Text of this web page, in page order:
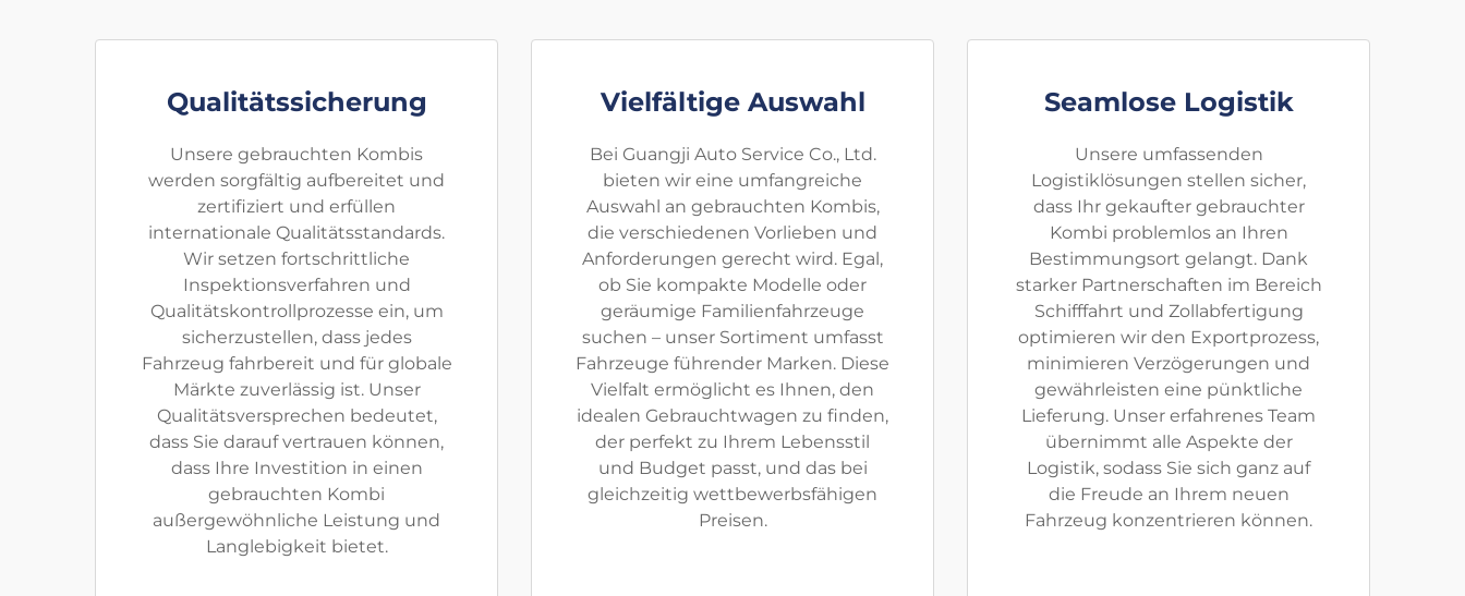
Qualitätssicherung
Unsere gebrauchten Kombis
werden sorgfältig aufbereitet und
zertifiziert und erfüllen
internationale Qualitätsstandards.
Wir setzen fortschrittliche
Inspektionsverfahren und
Qualitätskontrollprozesse ein, um
sicherzustellen, dass jedes
Fahrzeug fahrbereit und für globale
Märkte zuverlässig ist. Unser
Qualitätsversprechen bedeutet,
dass Sie darauf vertrauen können,
dass Ihre Investition in einen
gebrauchten Kombi
außergewöhnliche Leistung und
Langlebigkeit bietet.
Vielfältige Auswahl
Bei Guangji Auto Service Co., Ltd.
bieten wir eine umfangreiche
Auswahl an gebrauchten Kombis,
die verschiedenen Vorlieben und
Anforderungen gerecht wird. Egal,
ob Sie kompakte Modelle oder
geräumige Familienfahrzeuge
suchen – unser Sortiment umfasst
Fahrzeuge führender Marken. Diese
Vielfalt ermöglicht es Ihnen, den
idealen Gebrauchtwagen zu finden,
der perfekt zu Ihrem Lebensstil
und Budget passt, und das bei
gleichzeitig wettbewerbsfähigen
Preisen.
Seamlose Logistik
Unsere umfassenden
Logistiklösungen stellen sicher,
dass Ihr gekaufter gebrauchter
Kombi problemlos an Ihren
Bestimmungsort gelangt. Dank
starker Partnerschaften im Bereich
Schifffahrt und Zollabfertigung
optimieren wir den Exportprozess,
minimieren Verzögerungen und
gewährleisten eine pünktliche
Lieferung. Unser erfahrenes Team
übernimmt alle Aspekte der
Logistik, sodass Sie sich ganz auf
die Freude an Ihrem neuen
Fahrzeug konzentrieren können.